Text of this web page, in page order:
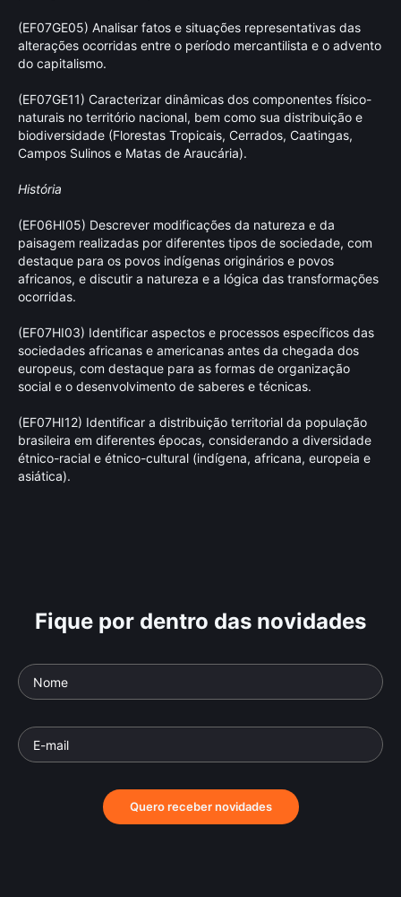
(EF07GE05) Analisar fatos e situações representativas das
alterações ocorridas entre o período mercantilista e o advento
do capitalismo.
(EF07GE11) Caracterizar dinâmicas dos componentes físico-
naturais no território nacional, bem como sua distribuição e
biodiversidade (Florestas Tropicais, Cerrados, Caatingas,
Campos Sulinos e Matas de Araucária).
História
(EF06HI05) Descrever modificações da natureza e da
paisagem realizadas por diferentes tipos de sociedade, com
destaque para os povos indígenas originários e povos
africanos, e discutir a natureza e a lógica das transformações
ocorridas.
(EF07HI03) Identificar aspectos e processos específicos das
sociedades africanas e americanas antes da chegada dos
europeus, com destaque para as formas de organização
social e o desenvolvimento de saberes e técnicas.
(EF07HI12) Identificar a distribuição territorial da população
brasileira em diferentes épocas, considerando a diversidade
étnico-racial e étnico-cultural (indígena, africana, europeia e
asiática).
Fique por dentro das novidades
Quero receber novidades